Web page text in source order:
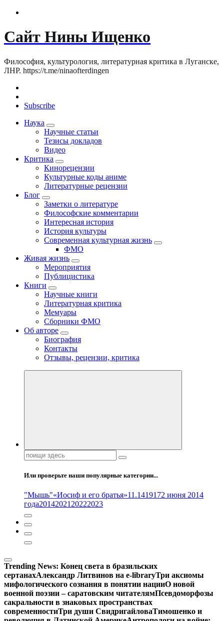
Сайт Нины Ищенко
Философия, культурология, литературная критика в Луганске,
ЛНР. https://t.me/ninaofterdingen
Subscribe
Наука
Научные статьи
Тезисы докладов
Видео
Критика
Кинорецензии
Культурные коды аниме
Литературные рецензии
Блог
Заметки о литературе
Философские комментарии
Интересная история
История культуры
Современная культурная жизнь
ФМО
Живая жизнь
Мероприятия
Публицистика
Книги
Научные книги
Литературная критика
Мемуары
Сборники ФМО
Об авторе
Биография
Контакты
Отзывы, рецензии, критика
Поиск:
Или проверьте наши популярные категории...
"Мышь"«Иосиф и его братья»11.1419172 июня 2014
года20142021 20222023
Trending News: Конец света в бразильских
сертанахАлександр Литвинов на e-libraryТри аксиомы
мифологического сознания в понятии нацииО новой
военной поэзии – саратовским читателямПсевдоморфозы
сакральности в знаковых пространствах
современностиТри души СвидригайловаТимошенко и